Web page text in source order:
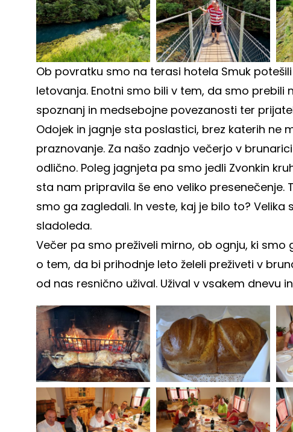
Ob povratku smo na terasi hotela Smuk
letovanja. Enotni smo bili v tem, da smo prebili
spoznanj in medsebojne povezanosti ter
Odojek in jagnje sta poslastici, brez katerih ne
praznovanje. Za našo zadnjo večerjo v
odlično. Poleg jagnjeta pa smo jedli Zvonkin
sta nam pripravila še eno veliko presenečenje.
smo ga zagledali. In veste, kaj je bilo to?
sladoleda.
Večer pa smo preživeli mirno, ob ognju, ki smo
o tem, da bi prihodnje leto želeli preživeti v
od nas resnično užival. Užival v vsakem dnevu